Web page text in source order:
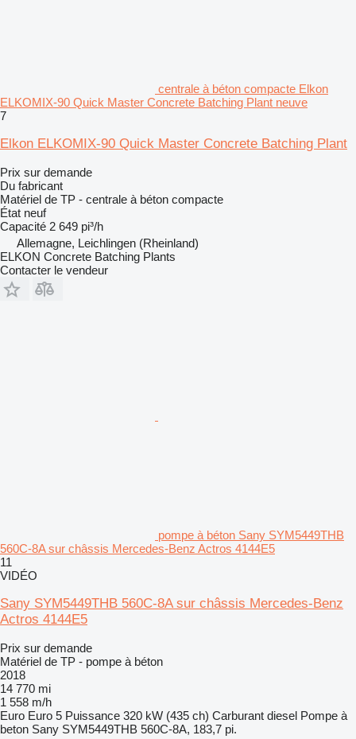
centrale à béton compacte Elkon
ELKOMIX-90 Quick Master Concrete Batching Plant neuve
7
Elkon ELKOMIX-90 Quick Master Concrete Batching Plant
Prix sur demande
Du fabricant
Matériel de TP - centrale à béton compacte
État neuf
Capacité 2 649 pi³/h
Allemagne, Leichlingen (Rheinland)
ELKON Concrete Batching Plants
Contacter le vendeur
pompe à béton Sany SYM5449THB
560C-8A sur châssis Mercedes-Benz Actros 4144E5
11
VIDÉO
Sany SYM5449THB 560C-8A sur châssis Mercedes-Benz
Actros 4144E5
Prix sur demande
Matériel de TP - pompe à béton
2018
14 770 mi
1 558 m/h
Euro Euro 5 Puissance 320 kW (435 ch) Carburant diesel Pompe à
beton Sany SYM5449THB 560C-8A, 183,7 pi.